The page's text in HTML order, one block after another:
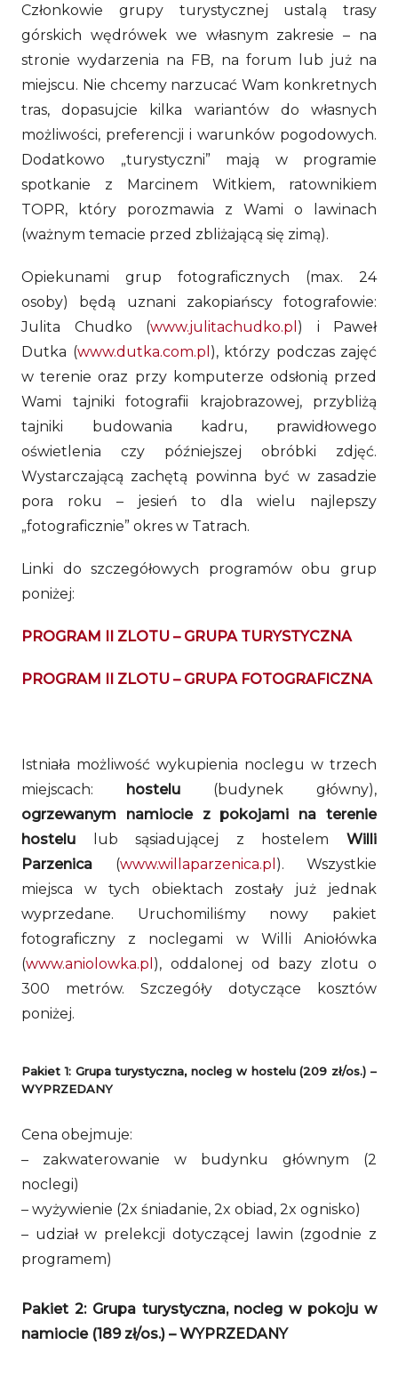
Członkowie grupy turystycznej ustalą trasy
górskich wędrówek we własnym zakresie – na
stronie wydarzenia na FB, na forum lub już na
miejscu. Nie chcemy narzucać Wam konkretnych
tras, dopasujcie kilka wariantów do własnych
możliwości, preferencji i warunków pogodowych.
Dodatkowo „turystyczni” mają w programie
spotkanie z Marcinem Witkiem, ratownikiem
TOPR, który porozmawia z Wami o lawinach
(ważnym temacie przed zbliżającą się zimą).
Opiekunami grup fotograficznych (max. 24
osoby) będą uznani zakopiańscy fotografowie:
Julita Chudko (www.julitachudko.pl ) i Paweł
Dutka (www.dutka.com.pl ), którzy podczas zajęć
w terenie oraz przy komputerze odsłonią przed
Wami tajniki fotografii krajobrazowej, przybliżą
tajniki budowania kadru, prawidłowego
oświetlenia czy późniejszej obróbki zdjęć.
Wystarczającą zachętą powinna być w zasadzie
pora roku – jesień to dla wielu najlepszy
„fotograficznie” okres w Tatrach.
Linki do szczegółowych programów obu grup
poniżej:
PROGRAM II ZLOTU – GRUPA TURYSTYCZNA
PROGRAM II ZLOTU – GRUPA FOTOGRAFICZNA
Istniała możliwość wykupienia noclegu w trzech
miejscach: hostelu (budynek główny),
ogrzewanym namiocie z pokojami na terenie
hostelu lub sąsiadującej z hostelem Willi
Parzenica (www.willaparzenica.pl ). Wszystkie
miejsca w tych obiektach zostały już jednak
wyprzedane. Uruchomiliśmy nowy pakiet
fotograficzny z noclegami w Willi Aniołówka
(www.aniolowka.pl ), oddalonej od bazy zlotu o
300 metrów. Szczegóły dotyczące kosztów
poniżej.
Pakiet 1: Grupa turystyczna, nocleg w hostelu (209 zł/os.) –
WYPRZEDANY
Cena obejmuje:
– zakwaterowanie w budynku głównym (2
noclegi)
– wyżywienie (2x śniadanie, 2x obiad, 2x ognisko)
– udział w prelekcji dotyczącej lawin (zgodnie z
programem)
Pakiet 2: Grupa turystyczna, nocleg w pokoju w
namiocie (189 zł/os.) – WYPRZEDANY